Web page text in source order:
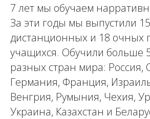
7 лет мы обучаем
За эти годы мы выпустили 15
дистанционных и 18 очных
учащихся. Обучили больше
разных стран мира:
Германия, Франция,
Венгрия, Румыния, Чехия,
Украина, Казахстан и